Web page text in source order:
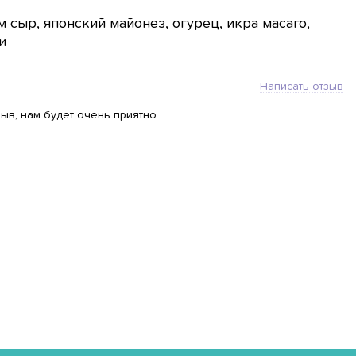
сыр, японский майонез, огурец, икра масаго,
Написать отзыв
нам будет очень приятно.